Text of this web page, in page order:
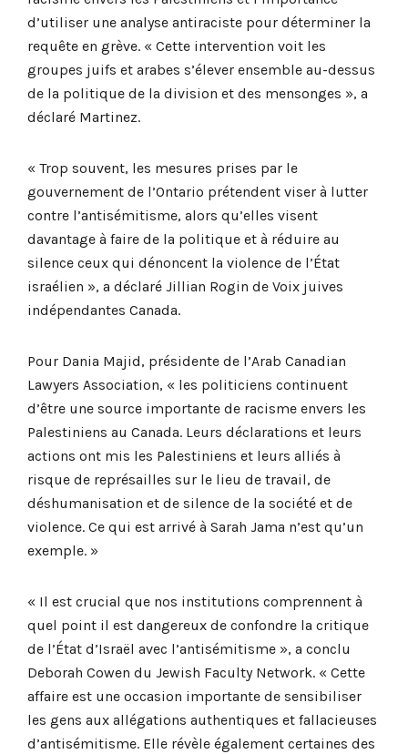
d’utiliser une analyse antiraciste pour déterminer la
requête en grève. « Cette intervention voit les
groupes juifs et arabes s’élever ensemble au-dessus
de la politique de la division et des mensonges », a
déclaré Martinez.
« Trop souvent, les mesures prises par le
gouvernement de l’Ontario prétendent viser à lutter
contre l’antisémitisme, alors qu’elles visent
davantage à faire de la politique et à réduire au
silence ceux qui dénoncent la violence de l’État
israélien », a déclaré Jillian Rogin de Voix juives
indépendantes Canada.
Pour Dania Majid, présidente de l’Arab Canadian
Lawyers Association, « les politiciens continuent
d’être une source importante de racisme envers les
Palestiniens au Canada. Leurs déclarations et leurs
actions ont mis les Palestiniens et leurs alliés à
risque de représailles sur le lieu de travail, de
déshumanisation et de silence de la société et de
violence. Ce qui est arrivé à Sarah Jama n’est qu’un
exemple. »
« Il est crucial que nos institutions comprennent à
quel point il est dangereux de confondre la critique
de l’État d’Israël avec l’antisémitisme », a conclu
Deborah Cowen du Jewish Faculty Network. « Cette
affaire est une occasion importante de sensibiliser
les gens aux allégations authentiques et fallacieuses
d’antisémitisme. Elle révèle également certaines des